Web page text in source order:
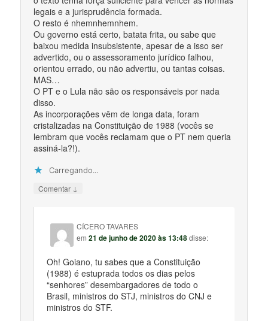
legais e a jurisprudência formada.
O resto é nhemnhemnhem.
Ou governo está certo, batata frita, ou sabe que
baixou medida insubsistente, apesar de a isso ser
advertido, ou o assessoramento jurídico falhou,
orientou errado, ou não advertiu, ou tantas coisas.
MAS…
O PT e o Lula não são os responsáveis por nada
disso.
As incorporações vêm de longa data, foram
cristalizadas na Constituição de 1988 (vocês se
lembram que vocês reclamam que o PT nem queria
assiná-la?!).
Carregando...
Comentar ↓
CÍCERO TAVARES
em21 de junho de 2020 às 13:48disse:
Oh! Goiano, tu sabes que a Constituição
(1988) é estuprada todos os dias pelos
“senhores” desembargadores de todo o
Brasil, ministros do STJ, ministros do CNJ e
ministros do STF.